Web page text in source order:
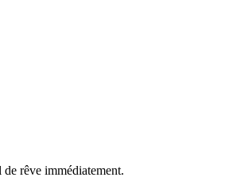
rêve immédiatement.